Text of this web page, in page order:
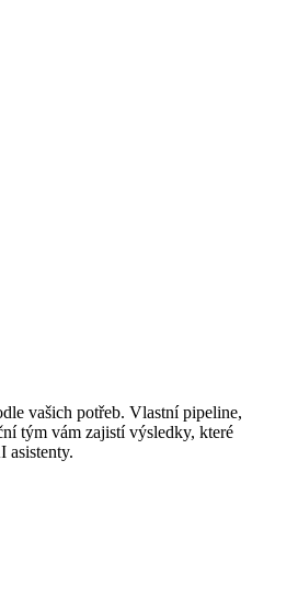
vašich potřeb. Vlastní pipeline,
tým vám zajistí výsledky, které
asistenty.